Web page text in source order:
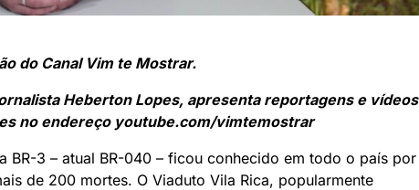
do Canal Vim te Mostrar.
Heberton Lopes, apresenta reportagens e vídeos
no endereço youtube.com/vimtemostrar
BR-3 – atual BR-040 – ficou conhecido em todo o país por
de 200 mortes. O Viaduto Vila Rica, popularmente